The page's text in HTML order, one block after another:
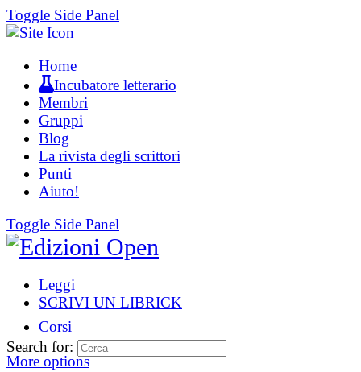
Toggle Side Panel
Home
Incubatore letterario
Membri
Gruppi
Blog
La rivista degli scrittori
Punti
Aiuto!
Toggle Side Panel
Leggi
SCRIVI UN LIBRICK
Corsi
More options
Search for: